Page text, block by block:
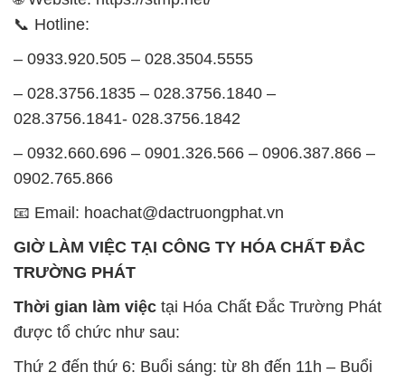
📞 Hotline:
– 0933.920.505 – 028.3504.5555
– 028.3756.1835 – 028.3756.1840 –
028.3756.1841- 028.3756.1842
– 0932.660.696 – 0901.326.566 – 0906.387.866 –
0902.765.866
📧 Email: hoachat@dactruongphat.vn
GIỜ LÀM VIỆC TẠI CÔNG TY HÓA CHẤT ĐẮC
TRƯỜNG PHÁT
Thời gian làm việc tại Hóa Chất Đắc Trường Phát
được tổ chức như sau:
Thứ 2 đến thứ 6: Buổi sáng: từ 8h đến 11h – Buổi